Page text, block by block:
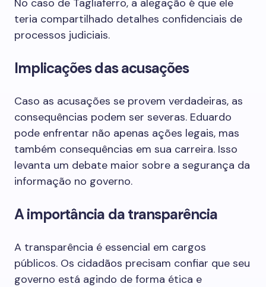
No caso de Tagliaferro, a alegação é que ele
teria compartilhado detalhes confidenciais de
processos judiciais.
Implicações das acusações
Caso as acusações se provem verdadeiras, as
consequências podem ser severas. Eduardo
pode enfrentar não apenas ações legais, mas
também consequências em sua carreira. Isso
levanta um debate maior sobre a segurança da
informação no governo.
A importância da transparência
A transparência é essencial em cargos
públicos. Os cidadãos precisam confiar que seu
governo está agindo de forma ética e